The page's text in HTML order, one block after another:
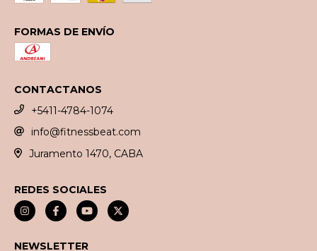
FORMAS DE ENVÍO
CONTACTANOS
+5411-4784-1074
info@fitnessbeat.com
Juramento 1470, CABA
REDES SOCIALES
NEWSLETTER